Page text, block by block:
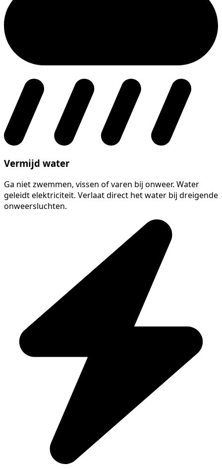
Vermijd water
Ga niet zwemmen, vissen of varen bij onweer. Water
geleidt elektriciteit. Verlaat direct het water bij dreigende
onweersluchten.